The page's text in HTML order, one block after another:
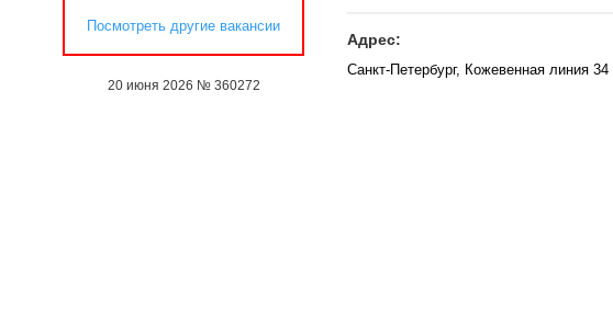
Посмотреть другие вакансии
20 июня 2026 № 360272
Адрес:
Санкт-Петербург, Кожевенная линия 34